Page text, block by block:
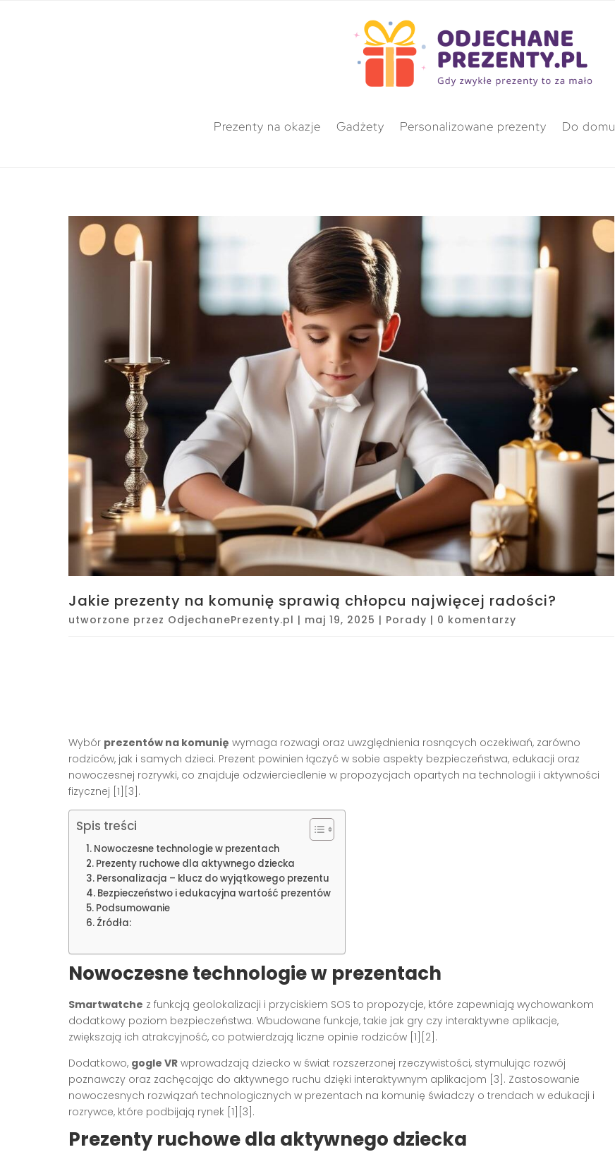
Prezenty na okazje Gadżety Personalizowane prezenty Do domu
Jakie prezenty na komunię sprawią chłopcu najwięcej radości?
utworzone przez OdjechanePrezenty.pl | maj 19, 2025 | Porady | 0 komentarzy
Wybór prezentów na komunię wymaga rozwagi oraz uwzględnienia rosnących oczekiwań, zarówno
rodziców, jak i samych dzieci. Prezent powinien łączyć w sobie aspekty bezpieczeństwa, edukacji oraz
nowoczesnej rozrywki, co znajduje odzwierciedlenie w propozycjach opartych na technologii i aktywności
fizycznej [1][3].
Spis treści
Nowoczesne technologie w prezentach
Prezenty ruchowe dla aktywnego dziecka
Personalizacja – klucz do wyjątkowego prezentu
Bezpieczeństwo i edukacyjna wartość prezentów
Podsumowanie
Źródła:
Nowoczesne technologie w prezentach
Smartwatche z funkcją geolokalizacji i przyciskiem SOS to propozycje, które zapewniają wychowankom
dodatkowy poziom bezpieczeństwa. Wbudowane funkcje, takie jak gry czy interaktywne aplikacje,
zwiększają ich atrakcyjność, co potwierdzają liczne opinie rodziców [1][2].
Dodatkowo, gogle VR wprowadzają dziecko w świat rozszerzonej rzeczywistości, stymulując rozwój
poznawczy oraz zachęcając do aktywnego ruchu dzięki interaktywnym aplikacjom [3]. Zastosowanie
nowoczesnych rozwiązań technologicznych w prezentach na komunię świadczy o trendach w edukacji i
rozrywce, które podbijają rynek [1][3].
Prezenty ruchowe dla aktywnego dziecka